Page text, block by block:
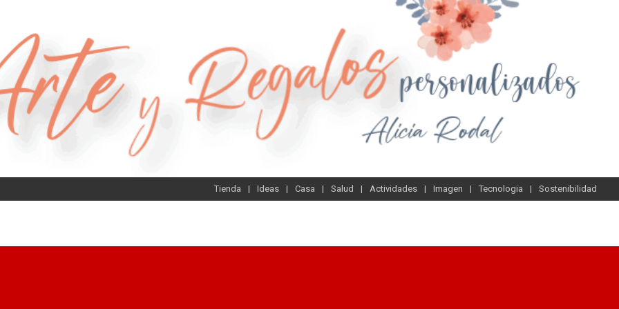
Tienda Ideas Casa Salud Actividades Imagen Tecnologia Sostenibilidad